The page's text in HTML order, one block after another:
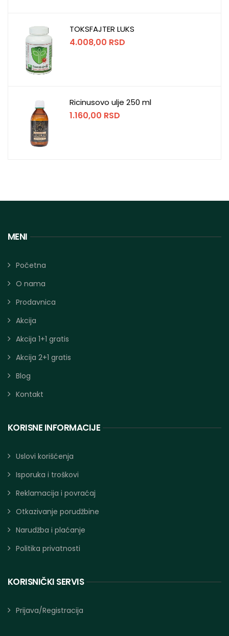
TOKSFAJTER LUKS
4.008,00 RSD
Ricinusovo ulje 250 ml
1.160,00 RSD
MENI
Početna
O nama
Prodavnica
Akcija
Akcija 1+1 gratis
Akcija 2+1 gratis
Blog
Kontakt
KORISNE INFORMACIJE
Uslovi korišćenja
Isporuka i troškovi
Reklamacija i povraćaj
Otkazivanje porudžbine
Narudžba i plaćanje
Politika privatnosti
KORISNIČKI SERVIS
Prijava/Registracija